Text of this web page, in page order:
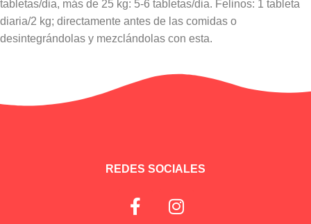
tabletas/dia, más de 25 kg: 5-6 tabletas/dia. Felinos: 1 tableta
diaria/2 kg; directamente antes de las comidas o
desintegrándolas y mezclándolas con esta.
REDES SOCIALES